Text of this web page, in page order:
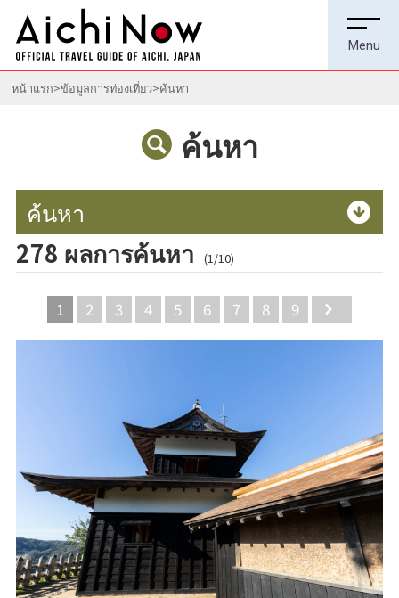
หน้าแรก ข้อมูลการท่องเที่ยว ค้นหา
ค้นหา
ค้นหา
278 ผลการค้นหา (1/10)
1 2 3 4 5 6 7 8 9